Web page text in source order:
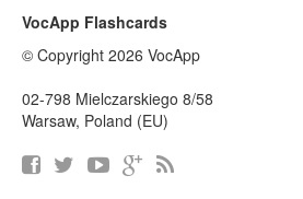
VocApp Flashcards
© Copyright 2026 VocApp
02-798 Mielczarskiego 8/58
Warsaw, Poland (EU)